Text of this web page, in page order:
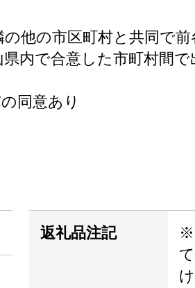
他の市区町村と共同で
内で合意した市町村間
同意あり
返礼品注記